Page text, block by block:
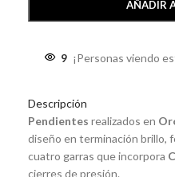
AÑADIR
9 ¡Personas viendo
Descripción
Pendientes realizados en
diseño en terminación brillo,
cuatro garras que incorpora
cierres de presión.